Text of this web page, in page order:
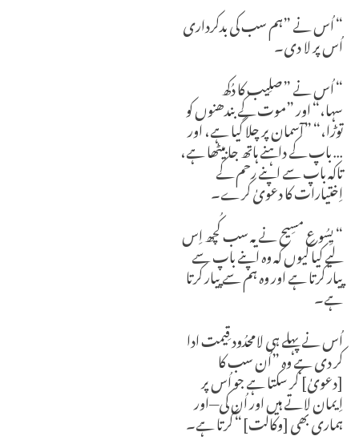
“ اُس نے ”ہم سب کی بدکرداری
اُس پر لا دی۔
“اُس نے ”صلِیب کا دُکھ
سہا،“اور ”موت کے بندھنوں کو
توڑا،“”آسمان پر چلا گیا ہے، اور
… باپ کے داہنے ہاتھ جا بیٹھا ہے،
تاکہ باپ سے اپنے رحم کے
اِختیارات کا دعویٰ کرے۔
“ یِسُوع مسِیح نے یہ سب کُچھ اِس
لیے کیا کیوں کہ وہ اپنے باپ سے
پیار کرتا ہے اور وہ ہم سے پیار کرتا
ہے۔
اُس نے پہلے ہی لامحدُود قِیمت ادا
کر دی ہے وہ ”اُن سب کا
[دعویٰ] کر سکتا ہے جو اُس پر
اِیمان لاتے ہیں اور اُن کی—اور
ہماری بھی [وکالت]“کرتا ہے۔